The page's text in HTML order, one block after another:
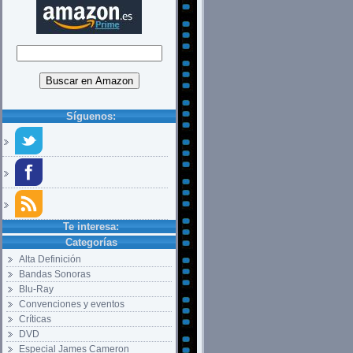
Síguenos:
Te interesa:
Categorías
Alta Definición
Bandas Sonoras
Blu-Ray
Convenciones y eventos
Críticas
DVD
Especial James Cameron